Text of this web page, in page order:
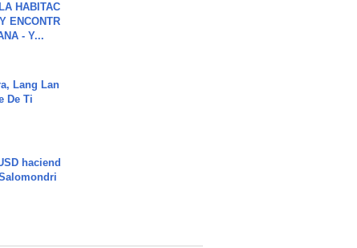
HABITAC
ENCONTR
- Y...
Lang Lan
De Ti
haciend